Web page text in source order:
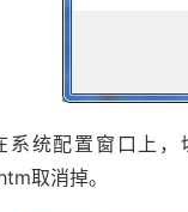
配置窗口上，
取消掉。